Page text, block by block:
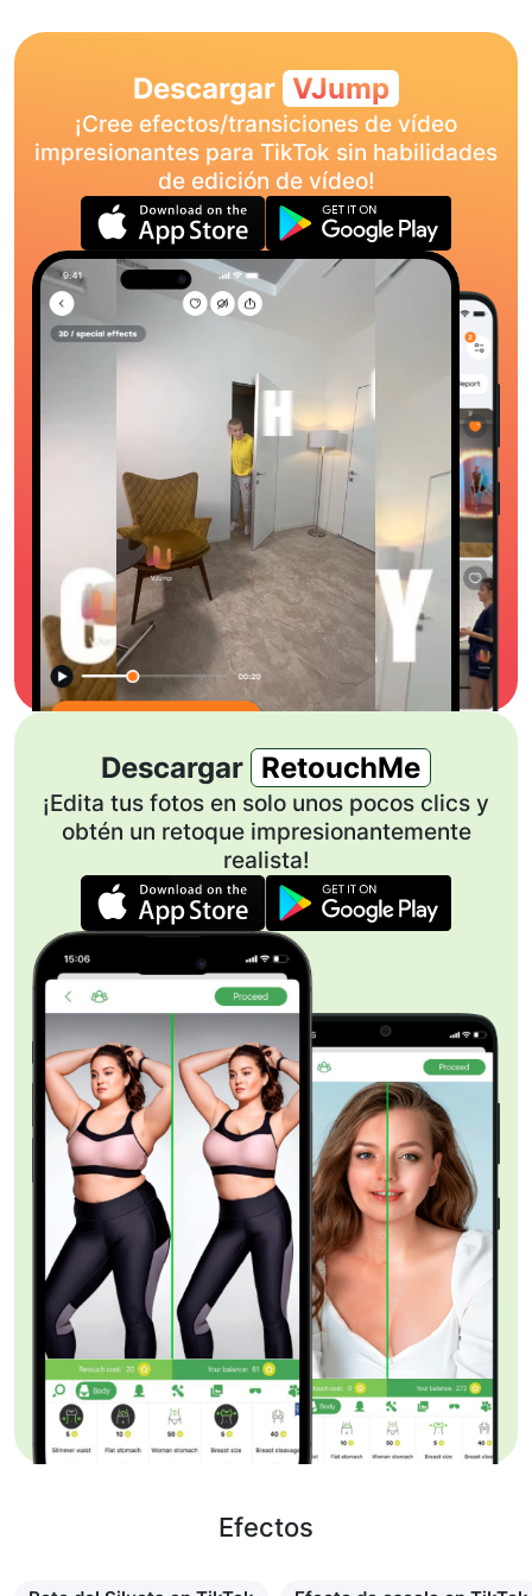
Descargar VJump
¡Cree efectos/transiciones de vídeo
impresionantes para TikTok sin habilidades
de edición de vídeo!
Descargar RetouchMe
¡Edita tus fotos en solo unos pocos clics y
obtén un retoque impresionantemente
realista!
Efectos